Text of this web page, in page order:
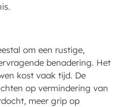
om een rustige,
benadering. Het
kost vaak tijd. De
op vermindering van
meer grip op